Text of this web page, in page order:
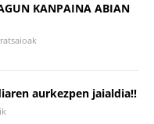
KANPAINA ABIAN
aurkezpen jaialdia!!